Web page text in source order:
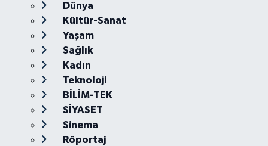
Dünya
Kültür-Sanat
Yaşam
Sağlık
Kadın
Teknoloji
BİLİM-TEK
SİYASET
Sinema
Röportaj